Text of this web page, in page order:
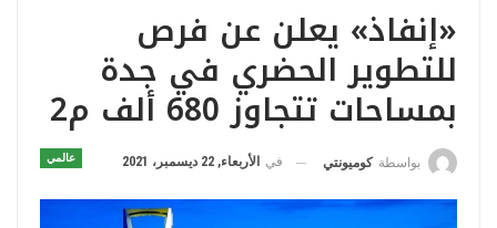
«إنفاذ» يعلن عن فرص
للتطوير الحضري في جدة
بمساحات تتجاوز 680 ألف م2
عالمي بواسطة كوميونتي في الأربعاء, 22 ديسمبر، 2021